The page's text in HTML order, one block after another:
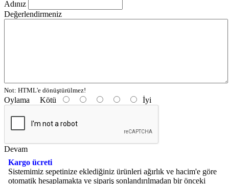
Adınız
Değerlendirmeniz
Not: HTML'e dönüştürülmez!
Oylama Kötü İyi
Devam